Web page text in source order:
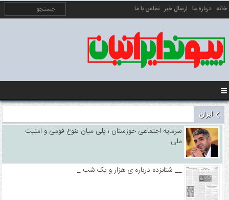
خانه درباره ما ارسال خبر تماس با ما
ایران
سرمایه اجتماعی خوزستان ؛ پلی میان تنوع قومی و امنیت
ملی
_ شتابزده درباره ی هزار و یک شب __